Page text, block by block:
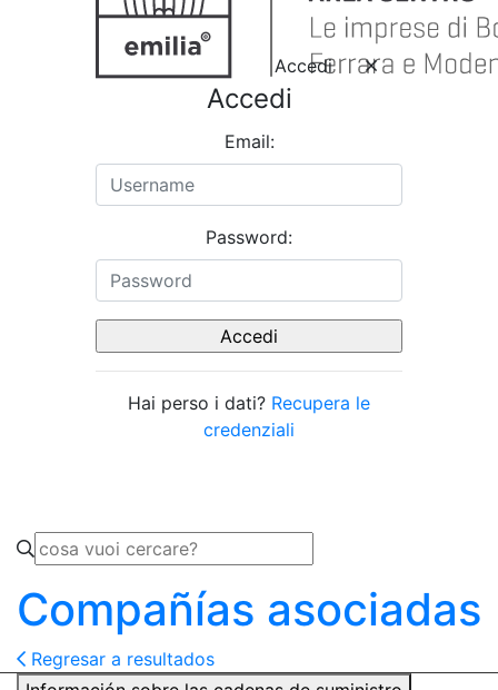
Accedi
Accedi
Email:
Password:
Hai perso i dati? Recupera le
credenziali
Compañías asociadas
Regresar a resultados